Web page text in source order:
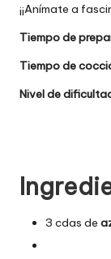
¡¡Anímate a
Tiempo de
Tiempo de
Nivel de
3 cdas de